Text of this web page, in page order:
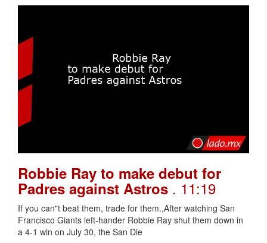
Robbie Ray to make debut for
Padres against Astros . 11:19
If you can"t beat them, trade for them.,After watching San
Francisco Giants left-hander Robbie Ray shut them down in
a 4-1 win on July 30, the San Die